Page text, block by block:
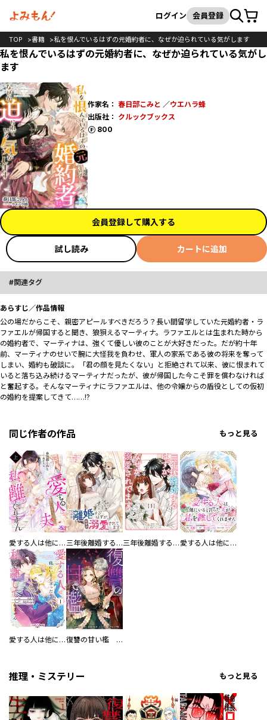
検索
ログイン 会員登録カート
TOP 書籍 私を恨んでいるはずの元婚約者に、なぜか迫られている気がします
私を恨んでいるはずの元婚約者に、なぜか迫られている気がし
ます
作家名： 春日部こみと ／ウエハラ蜂
出版社： クルックブックス
800
ポイント
会員登録して購入する
試し読み カートに追加
関連タグ
あらすじ／作品情報
公の場だからこそ、親密アピールすべきだろう？長い間留学していた元婚約者・ラ
ファエルが帰国すると聞き、狼狽えるマーティナ。ラファエルとは生まれた時から
の婚約者で、マーティナは、強くて優しい彼のことが大好きだった。だが約十年
前、マーティナのせいで腕に大怪我を負わせ、軍人の家系である彼の将来を奪って
しまい、婚約も破談に。「君の顔を見たくない」と拒絶されて以来、彼に恨まれて
いると落ち込み続けるマーティナだったが、彼が帰国した今こそ罪を償わなければ
と奮起する。そんなマーティナにラファエルは、他の令嬢からの盾役としての仮初
の婚約を提案してきて……!?
同じ作者の作品 もっと見る
愛する人は他にいると言った夫が、私を離してくれません 三年後離婚するはずが、なぜか溺愛されてます 【連載版】 三年後離婚するはずが、なぜか溺愛されてます 愛する人は他にいると言った夫が、私を離してくれません 【連載版】
愛する人は他にいると言った夫が、私を離してくれません 復讐の甘い檻 連載版
推理・ミステリー もっと見る